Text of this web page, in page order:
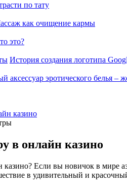
по тату
как очищение кармы
это?
История создания логотипа
аксессуар эротического белья –
в онлайн казино
казино? Если вы новичок в мире
в удивительный и